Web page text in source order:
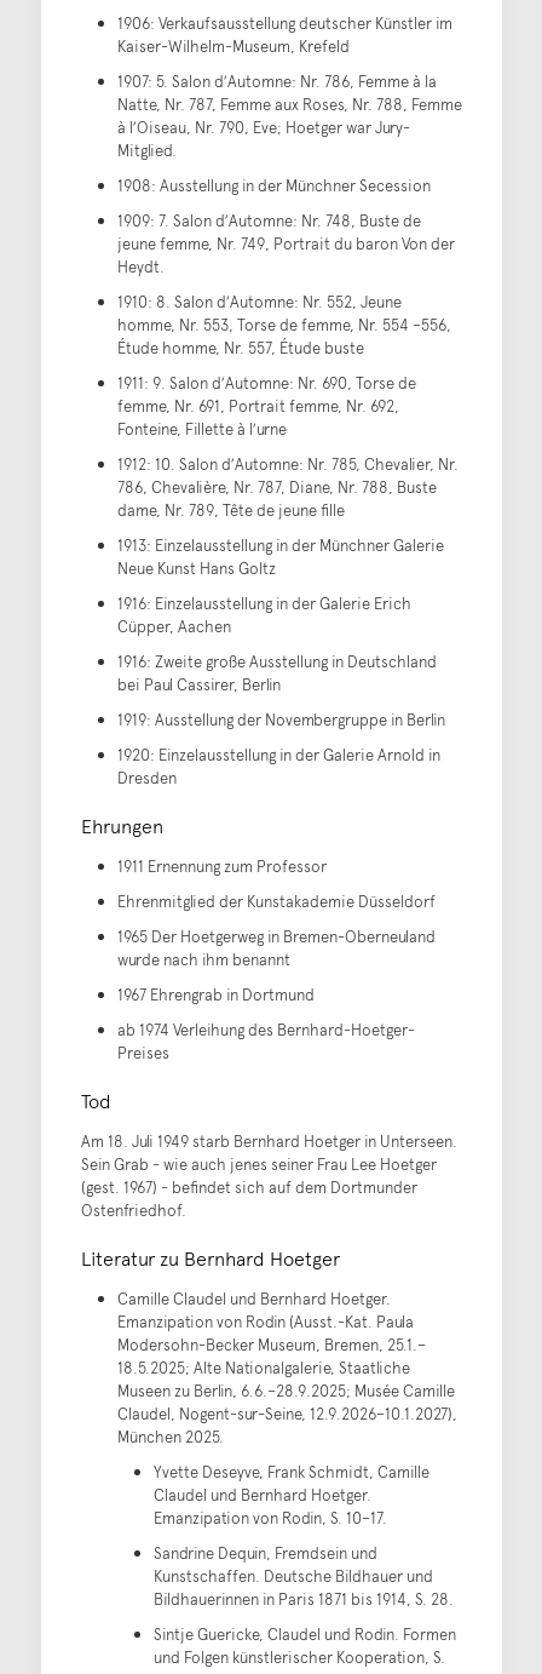
1906: Verkaufsausstellung deutscher Künstler im
Kaiser-Wilhelm-Museum, Krefeld
1907: 5. Salon dʼAutomne: Nr. 786, Femme à la
Natte, Nr. 787, Femme aux Roses, Nr. 788, Femme
à lʼOiseau, Nr. 790, Eve; Hoetger war Jury-
Mitglied.
1908: Ausstellung in der Münchner Secession
1909: 7. Salon dʼAutomne: Nr. 748, Buste de
jeune femme, Nr. 749, Portrait du baron Von der
Heydt.
1910: 8. Salon dʼAutomne: Nr. 552, Jeune
homme, Nr. 553, Torse de femme, Nr. 554 –556,
Étude homme, Nr. 557, Étude buste
1911: 9. Salon dʼAutomne: Nr. 690, Torse de
femme, Nr. 691, Portrait femme, Nr. 692,
Fonteine, Fillette à lʼurne
1912: 10. Salon dʼAutomne: Nr. 785, Chevalier, Nr.
786, Chevalière, Nr. 787, Diane, Nr. 788, Buste
dame, Nr. 789, Tête de jeune fille
1913: Einzelausstellung in der Münchner Galerie
Neue Kunst Hans Goltz
1916: Einzelausstellung in der Galerie Erich
Cüpper, Aachen
1916: Zweite große Ausstellung in Deutschland
bei Paul Cassirer, Berlin
1919: Ausstellung der Novembergruppe in Berlin
1920: Einzelausstellung in der Galerie Arnold in
Dresden
Ehrungen
1911 Ernennung zum Professor
Ehrenmitglied der Kunstakademie Düsseldorf
1965 Der Hoetgerweg in Bremen-Oberneuland
wurde nach ihm benannt
1967 Ehrengrab in Dortmund
ab 1974 Verleihung des Bernhard-Hoetger-
Preises
Tod
Am 18. Juli 1949 starb Bernhard Hoetger in Unterseen.
Sein Grab - wie auch jenes seiner Frau Lee Hoetger
(gest. 1967) - befindet sich auf dem Dortmunder
Ostenfriedhof.
Literatur zu Bernhard Hoetger
Camille Claudel und Bernhard Hoetger.
Emanzipation von Rodin (Ausst.-Kat. Paula
Modersohn-Becker Museum, Bremen, 25.1.–
18.5.2025; Alte Nationalgalerie, Staatliche
Museen zu Berlin, 6.6.–28.9.2025; Musée Camille
Claudel, Nogent-sur-Seine, 12.9.2026–10.1.2027),
München 2025.
Yvette Deseyve, Frank Schmidt, Camille
Claudel und Bernhard Hoetger.
Emanzipation von Rodin, S. 10–17.
Sandrine Dequin, Fremdsein und
Kunstschaffen. Deutsche Bildhauer und
Bildhauerinnen in Paris 1871 bis 1914, S. 28.
Sintje Guericke, Claudel und Rodin. Formen
und Folgen künstlerischer Kooperation, S.